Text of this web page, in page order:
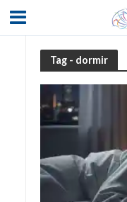
Tag - dormir